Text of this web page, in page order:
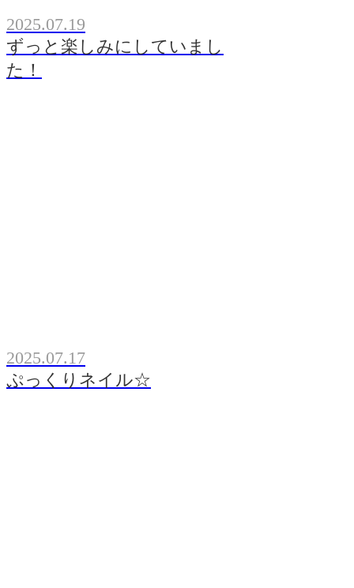
2025.07.19
ずっと楽しみにしていまし
た！
2025.07.17
ぷっくりネイル☆